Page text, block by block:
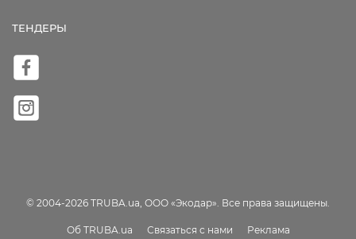
ТЕНДЕРЫ
© 2004-2026 TRUBA.ua, ООО «Экодар». Все права защищены.
Об TRUBA.ua Связаться с нами Реклама